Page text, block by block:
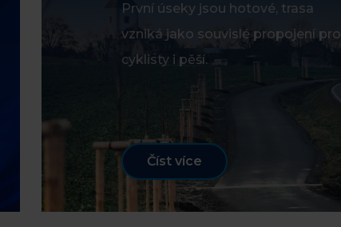
První úseky jsou hotové, trasa
vzniká jako souvislé propojení pro
cyklisty i pěší.
Číst více